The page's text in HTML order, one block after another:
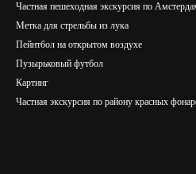
Частная пешеходная экскурсия по
Метка для стрельбы из лука
Пейнтбол на открытом воздухе
Пузырьковый футбол
Картинг
Частная экскурсия по району красных